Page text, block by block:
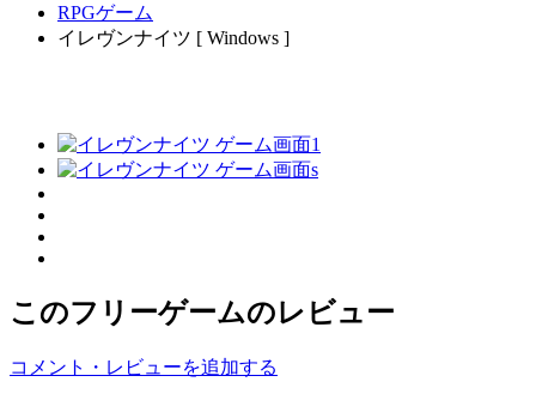
RPGゲーム
イレヴンナイツ [ Windows ]
このフリーゲームのレビュー
コメント・レビューを追加する